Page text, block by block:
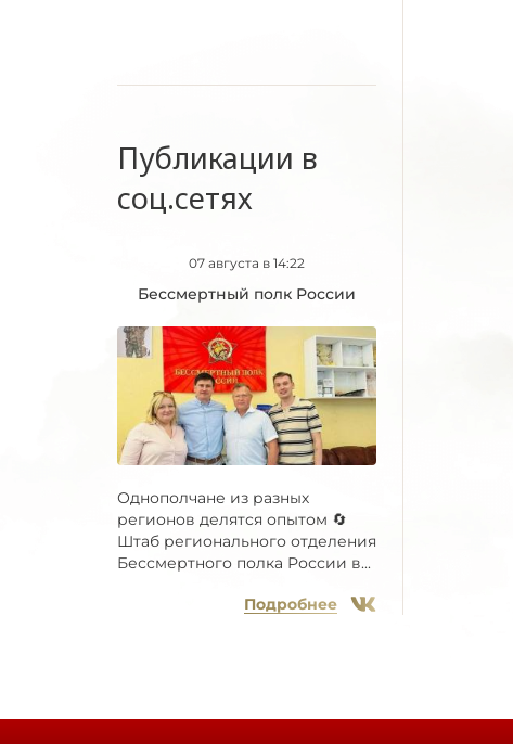
Публикации в
соц.сетях
07 августа в 14:22
Бессмертный полк России
Однополчане из разных
регионов делятся опытом 🔄
Штаб регионального отделения
Бессмертного полка России в...
Подробнее